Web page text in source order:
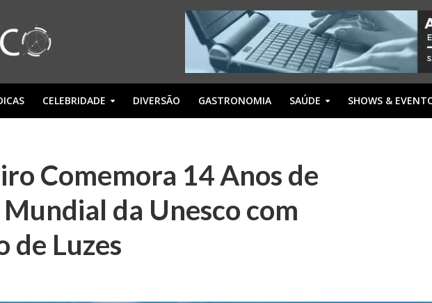
CELEBRIDADE DIVERSÃO GASTRONOMIA SAÚDE SHOWS &
Comemora 14 Anos de
da Unesco com
de Luzes